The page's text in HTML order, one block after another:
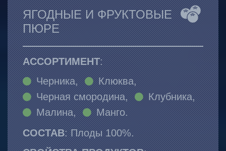
ЯГОДНЫЕ И ФРУКТОВЫЕ
ПЮРЕ
АССОРТИМЕНТ:
Черника,
Клюква,
Черная смородина,
Клубника,
Малина,
Манго.
СОСТАВ: Плоды 100%.